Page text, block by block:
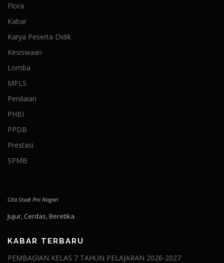
Flora
Kabar
Karya Peserta Didik
Kesiswaan
Lomba
MPLS
Penilaian
PHBI
PPDB
Prestasi
SPMB
Cita Studi Pro Nagari
Jujur, Cerdas, Beretika
KABAR TERBARU
PEMBAGIAN KELAS 7 TAHUN PELAJARAN 2026-2027